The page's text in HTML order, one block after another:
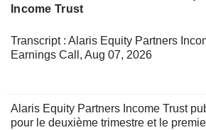
Income Trust
Transcript : Alaris Equity Partners
Earnings Call, Aug 07, 2026
Alaris Equity Partners Income Trust
pour le deuxième trimestre et le